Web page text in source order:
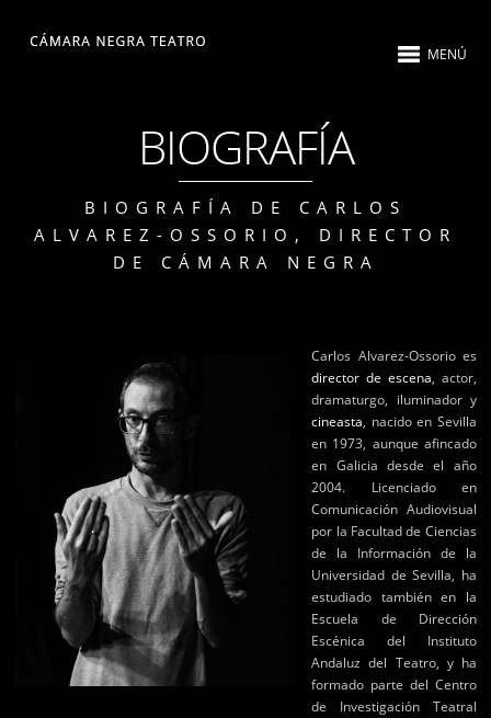
MENÚ
BIOGRAFÍA
BIOGRAFÍA DE CARLOS
ALVAREZ-OSSORIO, DIRECTOR
DE CÁMARA NEGRA
Carlos Alvarez-Ossorio es
director de escena, actor,
dramaturgo, iluminador y
cineasta, nacido en Sevilla
en 1973, aunque afincado
en Galicia desde el año
2004. Licenciado en
Comunicación Audiovisual
por la Facultad de Ciencias
de la Información de la
Universidad de Sevilla, ha
estudiado también en la
Escuela de Dirección
Escénica del Instituto
Andaluz del Teatro, y ha
formado parte del Centro
de Investigación Teatral